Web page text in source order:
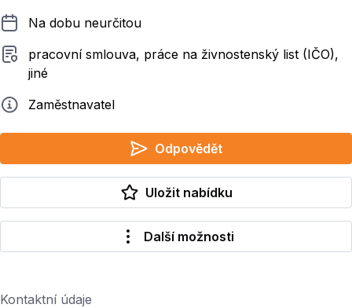
Délka pracovního poměru
Na dobu neurčitou
Typ smluvního vztahu
pracovní smlouva, práce na živnostenský list (IČO),
jiné
ZadavatelZaměstnavatel
Odpovědět
Uložit nabídku
Další možnosti
Kontaktní údaje